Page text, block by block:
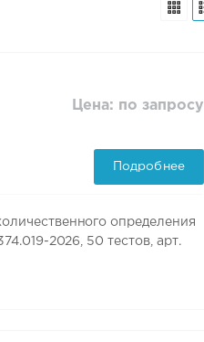
Цена: по запросу
Подробнее
определения
2026, 50 тестов, арт.